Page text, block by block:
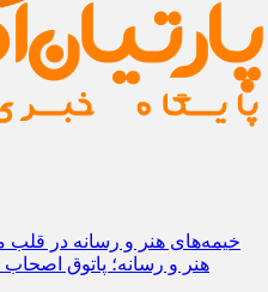
خیمه‌های هنر و رسانه در قلب
هنر و رسانه؛ پاتوق